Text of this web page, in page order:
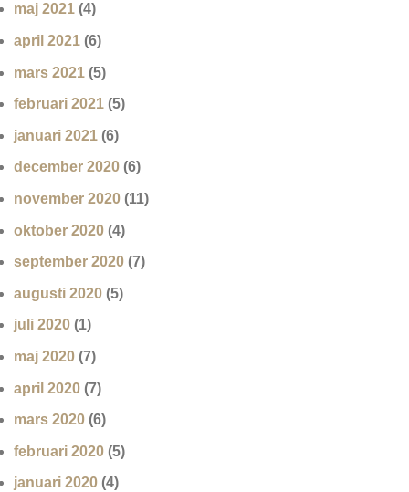
maj 2021 (4)
april 2021 (6)
mars 2021 (5)
februari 2021 (5)
januari 2021 (6)
december 2020 (6)
november 2020 (11)
oktober 2020 (4)
september 2020 (7)
augusti 2020 (5)
juli 2020 (1)
maj 2020 (7)
april 2020 (7)
mars 2020 (6)
februari 2020 (5)
januari 2020 (4)